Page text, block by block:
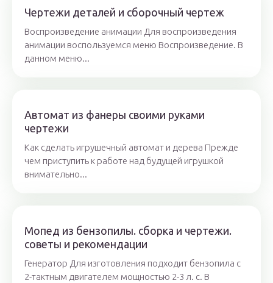
Чертежи деталей и сборочный чертеж
Воспроизведение анимации Для воспроизведения
анимации воспользуемся меню Воспроизведение. В
данном меню...
Автомат из фанеры своими руками
чертежи
Как сделать игрушечный автомат и дерева Прежде
чем приступить к работе над будущей игрушкой
внимательно...
Мопед из бензопилы. сборка и чертежи.
советы и рекомендации
Генератор Для изготовления подходит бензопила с
2-тактным двигателем мощностью 2-3 л. с. В